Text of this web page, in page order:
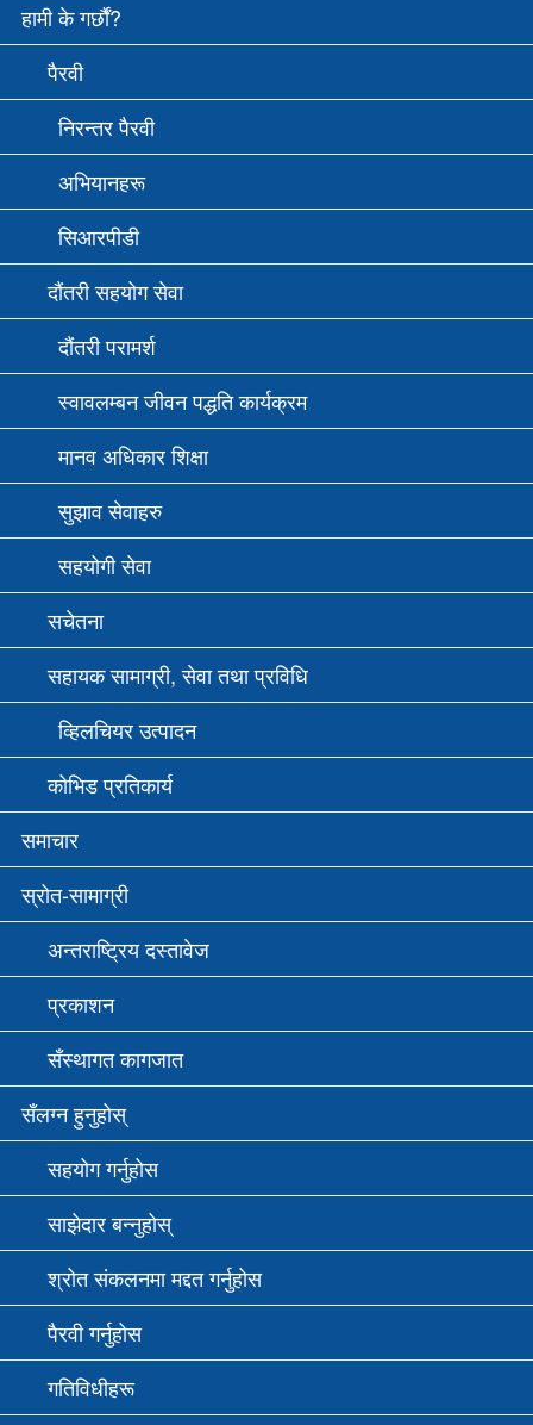
हामी के गर्छौं?
पैरवी
निरन्तर पैरवी
अभियानहरू
सि‌आरपीडी
दौंतरी सहयोग सेवा
दौंतरी परामर्श
स्वावलम्बन जीवन पद्धति कार्यक्रम
मानव अधिकार शिक्षा
सुझाव सेवाहरु
सहयोगी सेवा
सचेतना
सहायक सामाग्री, सेवा तथा प्रविधि
व्हिलचियर उत्पादन
कोभिड प्रतिकार्य
समाचार
स्रोत-सामाग्री
अन्तराष्ट्रिय दस्तावेज
प्रकाशन
सँस्थागत कागजात
सँलग्न हुनुहोस्
सहयोग गर्नुहोस
साझेदार बन्नुहोस्
श्रोत संकलनमा मद्दत गर्नुहोस
पैरवी गर्नुहोस
गतिविधीहरू